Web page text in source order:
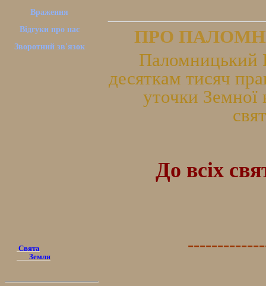
Враження
Відгуки про нас
Зворотний зв'язок
Свята
Земля
ПРО
Паломницький
десяткам тисяч
уточки Земної
До всіх